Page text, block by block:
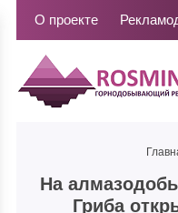
О проекте
На
Гриба